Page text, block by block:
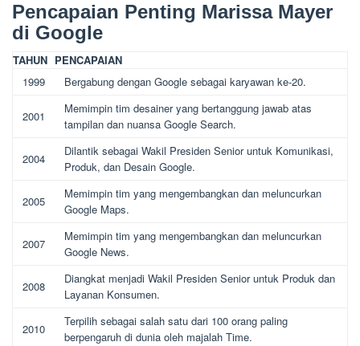
Pencapaian Penting Marissa Mayer
di Google
TAHUN PENCAPAIAN
1999
Bergabung dengan Google sebagai karyawan ke-20.
2001
Memimpin tim desainer yang bertanggung jawab atas
tampilan dan nuansa Google Search.
2004
Dilantik sebagai Wakil Presiden Senior untuk Komunikasi,
Produk, dan Desain Google.
2005
Memimpin tim yang mengembangkan dan meluncurkan
Google Maps.
2007
Memimpin tim yang mengembangkan dan meluncurkan
Google News.
2008
Diangkat menjadi Wakil Presiden Senior untuk Produk dan
Layanan Konsumen.
2010
Terpilih sebagai salah satu dari 100 orang paling
berpengaruh di dunia oleh majalah Time.